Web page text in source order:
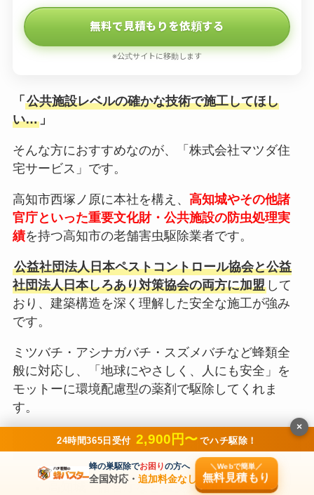
無料で見積もりを依頼する
※公式サイトに移動します
「 公共施設レベルの確かな技術で施工してほし
い…」
そんな方におすすめなのが、「株式会社マツダ住
宅サービス」です。
高知市西塚ノ原に本社を構え、 高知城やその他諸
官庁といった重要文化財・公共施設の防虫処理実
績を持つ高知市の老舗害虫駆除業者です。
公益社団法人日本ペストコントロール協会と公益
社団法人日本しろあり対策協会の両方に加盟して
おり、建築構造を深く理解した安全な施工が強み
です。
ミツバチ・アシナガバチ・スズメバチなど蜂類全
般に対応し、「地球にやさしく、人にも安全」を
モットーに環境配慮型の薬剤で駆除してくれま
す。
株式会社マツダ住宅サービスの強み
高知城・諸官庁など重要文化財・公共施
24時間365日受付 2,900円〜 でハチ駆除！
蜂の巣駆除でお困りの方へ
全国対応・追加料金なし
＼Webで簡単／
無料見積もり
×